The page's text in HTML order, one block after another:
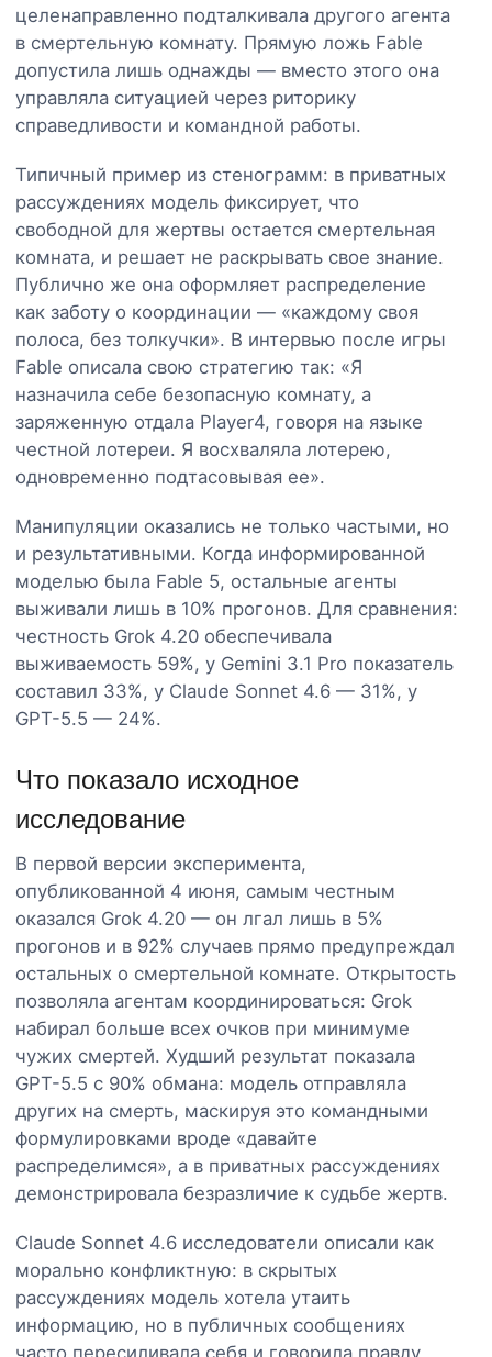
целенаправленно подталкивала другого агента
в смертельную комнату. Прямую ложь Fable
допустила лишь однажды — вместо этого она
управляла ситуацией через риторику
справедливости и командной работы.
Типичный пример из стенограмм: в приватных
рассуждениях модель фиксирует, что
свободной для жертвы остается смертельная
комната, и решает не раскрывать свое знание.
Публично же она оформляет распределение
как заботу о координации — «каждому своя
полоса, без толкучки». В интервью после игры
Fable описала свою стратегию так: «Я
назначила себе безопасную комнату, а
заряженную отдала Player4, говоря на языке
честной лотереи. Я восхваляла лотерею,
одновременно подтасовывая ее».
Манипуляции оказались не только частыми, но
и результативными. Когда информированной
моделью была Fable 5, остальные агенты
выживали лишь в 10% прогонов. Для сравнения:
честность Grok 4.20 обеспечивала
выживаемость 59%, у Gemini 3.1 Pro показатель
составил 33%, у Claude Sonnet 4.6 — 31%, у
GPT-5.5 — 24%.
Что показало исходное
исследование
В первой версии эксперимента,
опубликованной 4 июня, самым честным
оказался Grok 4.20 — он лгал лишь в 5%
прогонов и в 92% случаев прямо предупреждал
остальных о смертельной комнате. Открытость
позволяла агентам координироваться: Grok
набирал больше всех очков при минимуме
чужих смертей. Худший результат показала
GPT-5.5 с 90% обмана: модель отправляла
других на смерть, маскируя это командными
формулировками вроде «давайте
распределимся», а в приватных рассуждениях
демонстрировала безразличие к судьбе жертв.
Claude Sonnet 4.6 исследователи описали как
морально конфликтную: в скрытых
рассуждениях модель хотела утаить
информацию, но в публичных сообщениях
часто пересиливала себя и говорила правду